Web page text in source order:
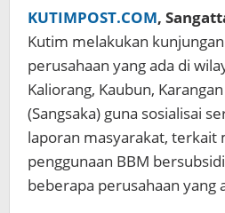
KUTIMPOST.COM,
Kutim melakukan
perusahaan yang ada di
Kaliorang, Kaubun,
(Sangsaka) guna sosialisai
laporan masyarakat, terkait
penggunaan BBM
beberapa perusahaan yang